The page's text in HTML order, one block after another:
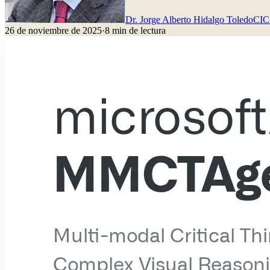
Dr. Jorge Alberto Hidalgo Toledo
26 de noviembre de 2025·8 min de lectura